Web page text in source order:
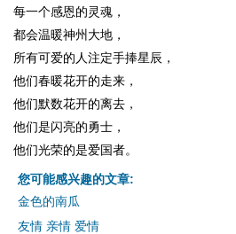
每一个感恩的灵魂，
都会温暖神州大地，
所有可爱的人注定手捧星辰，
他们春暖花开的走来，
他们默数花开的离去，
他们是闪亮的勇士，
他们光荣的是爱国者。
您可能感兴趣的文章:
金色的南瓜
友情 亲情 爱情